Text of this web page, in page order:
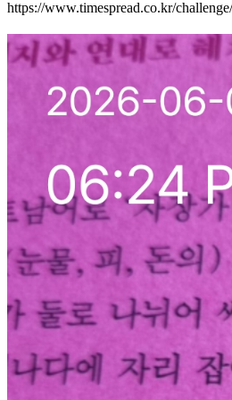
https://www.timespread.co.kr/